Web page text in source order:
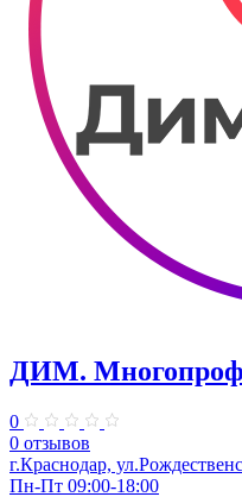
ДИМ.
0
0 отзывов
г.Краснодар,
Пн-Пт 09:00-18:00